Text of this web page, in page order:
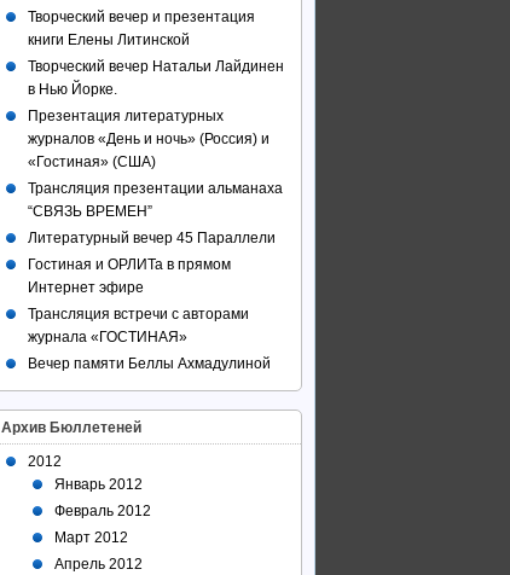
Творческий вечер и презентация
книги Елены Литинской
Творческий вечер Натальи Лайдинен
в Нью Йорке.
Презентация литературных
журналов «День и ночь» (Россия) и
«Гостиная» (США)
Трансляция презентации альманаха
“СВЯЗЬ ВРЕМЕН”
Литературный вечер 45 Параллели
Гостиная и ОРЛИТа в прямом
Интернет эфире
Трансляция встречи с авторами
журнала «ГОСТИНАЯ»
Вечер памяти Беллы Ахмадулиной
Архив Бюллетеней
2012
Январь 2012
Февраль 2012
Март 2012
Апрель 2012